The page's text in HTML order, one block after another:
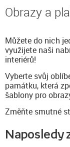
Obrazy a
Můžete do nich
využijete naši
interiérů!
Vyberte svůj
památku, která
šablony pro
Změňte smutné
Naposledy